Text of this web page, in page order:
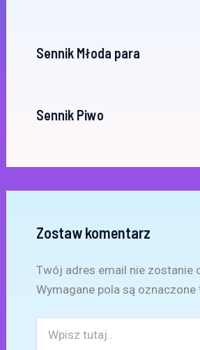
Sennik Młoda para
Sennik Piwo
Zostaw komentarz
Twój adres email nie zostanie
Wymagane pola są oznaczone
tutaj..